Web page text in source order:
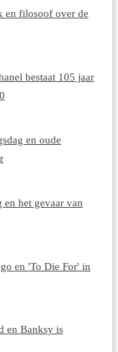
en filosoof over de
bestaat 105 jaar
en oude
en het gevaar van
en 'To Die For' in
en Banksy is